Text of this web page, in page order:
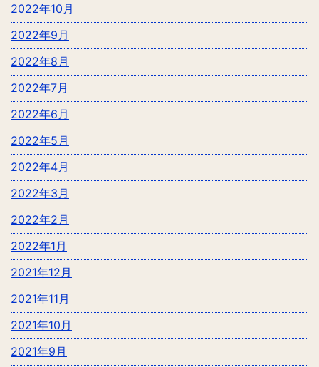
2022年10月
2022年9月
2022年8月
2022年7月
2022年6月
2022年5月
2022年4月
2022年3月
2022年2月
2022年1月
2021年12月
2021年11月
2021年10月
2021年9月